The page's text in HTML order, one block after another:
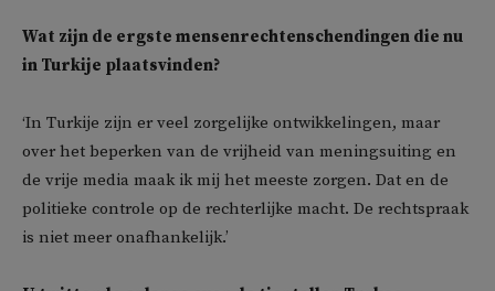
Wat zijn de ergste mensenrechtenschendingen die nu
in Turkije plaatsvinden?
‘In Turkije zijn er veel zorgelijke ontwikkelingen, maar
over het beperken van de vrijheid van meningsuiting en
de vrije media maak ik mij het meeste zorgen. Dat en de
politieke controle op de rechterlijke macht. De rechtspraak
is niet meer onafhankelijk.’